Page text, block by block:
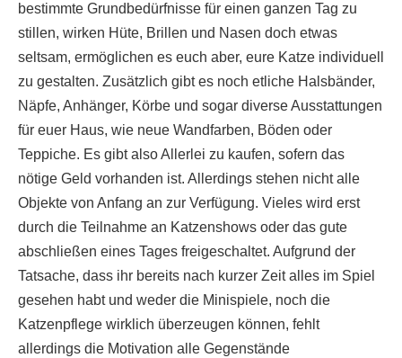
bestimmte Grundbedürfnisse für einen ganzen Tag zu
stillen, wirken Hüte, Brillen und Nasen doch etwas
seltsam, ermöglichen es euch aber, eure Katze individuell
zu gestalten. Zusätzlich gibt es noch etliche Halsbänder,
Näpfe, Anhänger, Körbe und sogar diverse Ausstattungen
für euer Haus, wie neue Wandfarben, Böden oder
Teppiche. Es gibt also Allerlei zu kaufen, sofern das
nötige Geld vorhanden ist. Allerdings stehen nicht alle
Objekte von Anfang an zur Verfügung. Vieles wird erst
durch die Teilnahme an Katzenshows oder das gute
abschließen eines Tages freigeschaltet. Aufgrund der
Tatsache, dass ihr bereits nach kurzer Zeit alles im Spiel
gesehen habt und weder die Minispiele, noch die
Katzenpflege wirklich überzeugen können, fehlt
allerdings die Motivation alle Gegenstände